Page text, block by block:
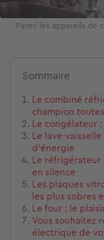
Parmi les appareils de
Sommaire
Le combiné
champion
Le congélateur
Le lave-
d’énergie
Le réfrigérateur
en silence
Les plaques
les plus sobres
Le four : le
Vous souhaitez
électrique de